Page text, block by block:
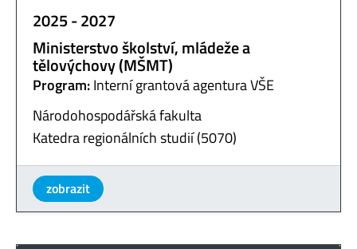
2025 - 2027
Ministerstvo školství, mládeže a
tělovýchovy (MŠMT)
Program:Interní grantová agentura VŠE
Národohospodářská fakulta
Katedra regionálních studií (5070)
zobrazit